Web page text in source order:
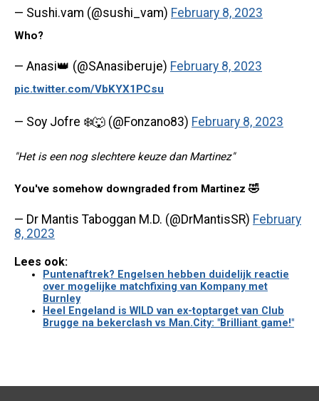
— Sushi.vam (@sushi_vam) February 8, 2023
Who?
— Anasi👑 (@SAnasiberuje) February 8, 2023
pic.twitter.com/VbKYX1PCsu
— Soy Jofre ❄️🐺 (@Fonzano83) February 8, 2023
"Het is een nog slechtere keuze dan Martinez"
You've somehow downgraded from Martinez 🤣
— Dr Mantis Taboggan M.D. (@DrMantisSR) February
8, 2023
Lees ook:
Puntenaftrek? Engelsen hebben duidelijk reactie
over mogelijke matchfixing van Kompany met
Burnley
Heel Engeland is WILD van ex-toptarget van Club
Brugge na bekerclash vs Man.City: "Brilliant game!"